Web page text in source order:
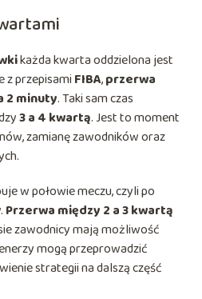
każda kwarta oddzielona jest
z przepisami FIBA,przerwa
2 minuty. Taki sam czas
3 a 4 kwartą. Jest to moment
zamianę zawodników oraz
w połowie meczu, czyli po
Przerwa między 2 a 3 kwartą
zawodnicy mają możliwość
mogą przeprowadzić
strategii na dalszą część